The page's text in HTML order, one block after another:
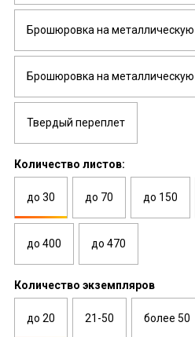
Брошюровка на
Брошюровка на
Твердый переплет
Количество листов:
до 30 до 70 до 150
до 400 до 470
Количество экземпляров
до 20 21-50 более 50